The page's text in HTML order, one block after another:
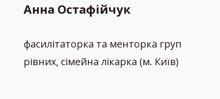
Анна Остафійчук
фасилітаторка та менторка груп
рівних, сімейна лікарка (м. Київ)